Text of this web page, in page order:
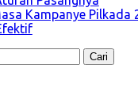
Kampanye Pilkada